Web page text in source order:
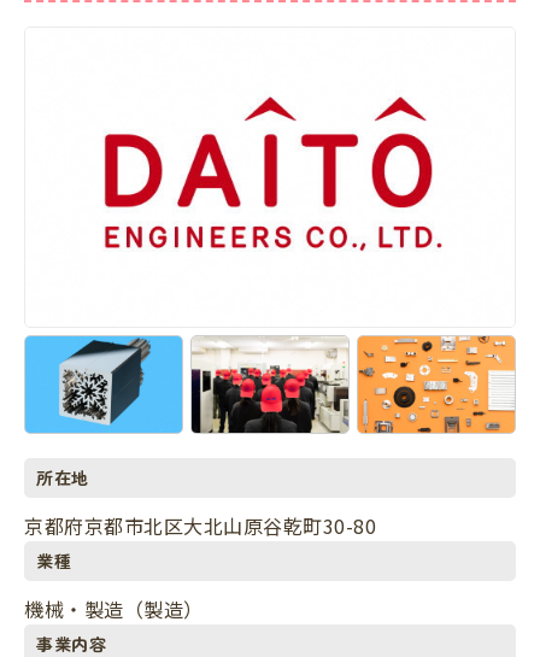
所在地
京都府京都市北区大北山原谷乾町30-80
業種
機械・製造（製造）
事業内容